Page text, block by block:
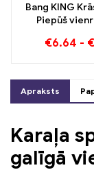
Bang KING
Piepūš
Ideāla vēsa
€6.64 - €
Apraksts
Karaļa
galīgā